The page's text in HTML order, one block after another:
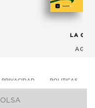
LA
PRIVACIDAD POLITICAS